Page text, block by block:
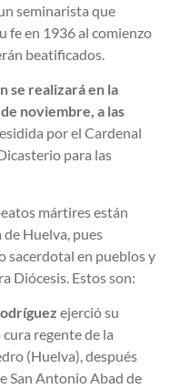
seminarista que
fe en 1936 al comienzo
beatificados.
se realizará en la
noviembre, a las
por el Cardenal
para las
mártires están
Huelva, pues
sacerdotal en pueblos y
Diócesis. Estos son:
ejerció su
regente de la
(Huelva), después
San Antonio Abad de